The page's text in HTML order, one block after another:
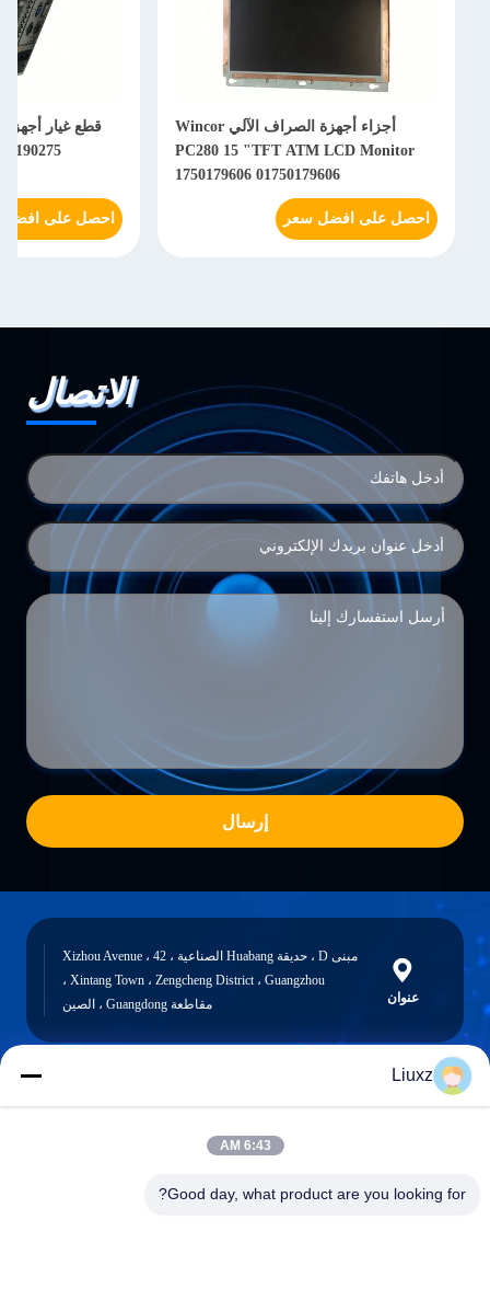
أجزاء أجهزة الصراف الآلي Wincor
PC280 15 "TFT ATM LCD Monitor
1750179606 01750179606
احصل على افضل سعر احصل على
الاتصال
إرسال
عنوان
مبنى D ، حديقة Huabang الصناعية ، 42 Xizhou Avenue ،
Xintang Town ، Zengcheng District ، Guangzhou ،
مقاطعة Guangdong ، الصين
Liuxz
6:43 AM
Good day, what product are you looking for?